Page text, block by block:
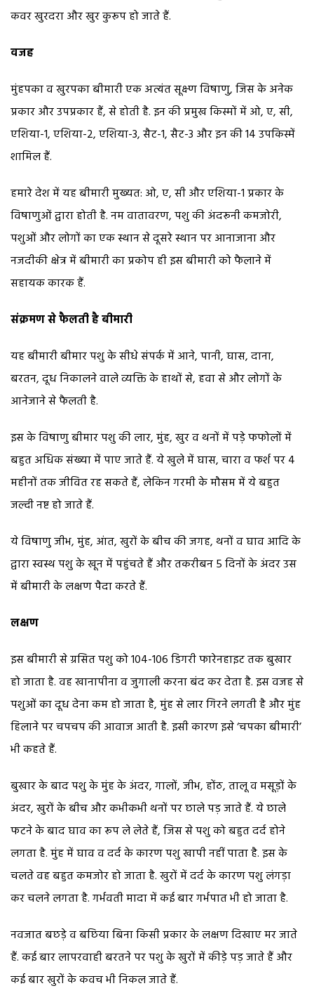
कवर खुरदरा और खुर कुरूप हो जाते हैं.
वजह
मुंहपका व खुरपका बीमारी एक अत्यंत सूक्ष्ण विषाणु, जिस के अनेक
प्रकार और उपप्रकार हैं, से होती है. इन की प्रमुख किस्मों में ओ, ए, सी,
एशिया-1, एशिया-2, एशिया-3, सैट-1, सैट-3 और इन की 14 उपकिस्में
शामिल हैं.
हमारे देश में यह बीमारी मुख्यत: ओ, ए, सी और एशिया-1 प्रकार के
विषाणुओं द्वारा होती है. नम वातावरण, पशु की अंदरूनी कमजोरी,
पशुओं और लोगों का एक स्थान से दूसरे स्थान पर आनाजाना और
नजदीकी क्षेत्र में बीमारी का प्रकोप ही इस बीमारी को फैलाने में
सहायक कारक हैं.
संक्रमण से फैलती है बीमारी
यह बीमारी बीमार पशु के सीधे संपर्क में आने, पानी, घास, दाना,
बरतन, दूध निकालने वाले व्यक्ति के हाथों से, हवा से और लोगों के
आनेजाने से फैलती है.
इस के विषाणु बीमार पशु की लार, मुंह, खुर व थनों में पड़े फफोलों में
बहुत अधिक संख्या में पाए जाते हैं. ये खुले में घास, चारा व फर्श पर 4
महीनों तक जीवित रह सकते हैं, लेकिन गरमी के मौसम में ये बहुत
जल्दी नष्ट हो जाते हैं.
ये विषाणु जीभ, मुंह, आंत, खुरों के बीच की जगह, थनों व घाव आदि के
द्वारा स्वस्थ पशु के खून में पहुंचते हैं और तकरीबन 5 दिनों के अंदर उस
में बीमारी के लक्षण पैदा करते हैं.
लक्षण
इस बीमारी से ग्रसित पशु को 104-106 डिगरी फारेनहाइट तक बुखार
हो जाता है. वह खानापीना व जुगाली करना बंद कर देता है. इस वजह से
पशुओं का दूध देना कम हो जाता है, मुंह से लार गिरने लगती है और मुंह
हिलाने पर चपचप की आवाज आती है. इसी कारण इसे ‘चपका बीमारी’
भी कहते हैं.
बुखार के बाद पशु के मुंह के अंदर, गालों, जीभ, होंठ, तालू व मसूड़ों के
अंदर, खुरों के बीच और कभीकभी थनों पर छाले पड़ जाते हैं. ये छाले
फटने के बाद घाव का रूप ले लेते हैं, जिस से पशु को बहुत दर्द होने
लगता है. मुंह में घाव व दर्द के कारण पशु खापी नहीं पाता है. इस के
चलते वह बहुत कमजोर हो जाता है. खुरों में दर्द के कारण पशु लंगड़ा
कर चलने लगता है. गर्भवती मादा में कई बार गर्भपात भी हो जाता है.
नवजात बछड़े व बछिया बिना किसी प्रकार के लक्षण दिखाए मर जाते
हैं. कई बार लापरवाही बरतने पर पशु के खुरों में कीड़े पड़ जाते हैं और
कई बार खुरों के कवच भी निकल जाते हैं.